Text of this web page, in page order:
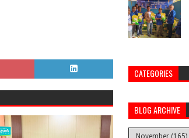
CATEGORIES
BLOG ARCHIVE